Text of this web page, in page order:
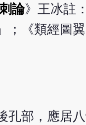
論》王冰註
；《類經圖
部，應居八